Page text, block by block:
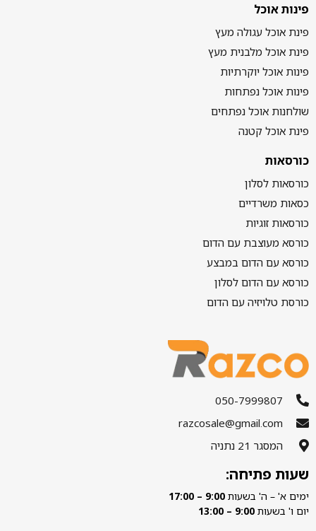
פינות אוכל
פינת אוכל עגולה מעץ
פינת אוכל מלבנית מעץ
פינות אוכל יוקרתיות
פינות אוכל נפתחות
שולחנות אוכל נפתחים
פינת אוכל קטנה
כורסאות
כורסאות לסלון
כסאות משרדיים
כורסאות זוגיות
כורסא מעוצבת עם הדום
כורסא עם הדום במבצע
כורסא עם הדום לסלון
כורסת טלויזיה עם הדום
050-7999807
razcosale@gmail.com
המסגר 21 נתניה
שעות פתיחה:
ימים א' – ה' בשעות 9:00 – 17:00
יום ו' בשעות 9:00 – 13:00